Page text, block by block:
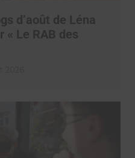
d’août de Léna
« Le RAB des